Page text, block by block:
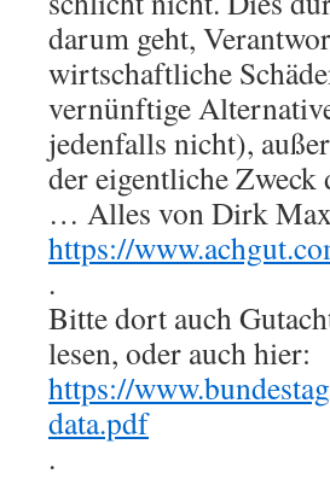
darum geht,
wirtschaftliche
vernünftige
jedenfalls nicht),
der eigentliche Zweck
… Alles von Dirk
https://
.
Bitte dort auch
lesen, oder auch hier:
https://
data.pdf
.